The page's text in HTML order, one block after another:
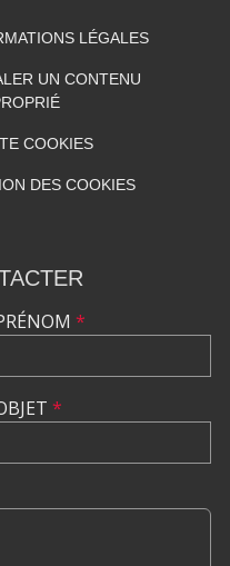
LÉGALES
UN CONTENU
COOKIES
DES COOKIES
*
*